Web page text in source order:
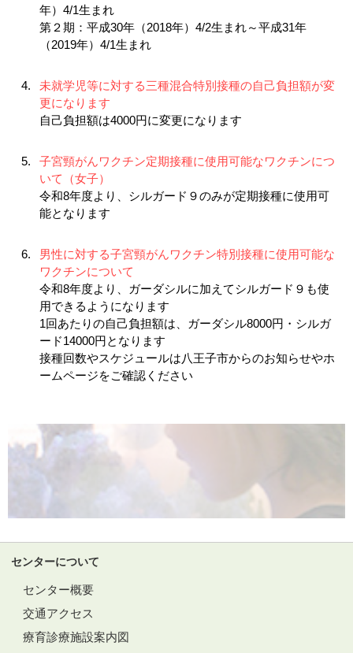
年）4/1生まれ
第２期：平成30年（2018年）4/2生まれ～平成31年
（2019年）4/1生まれ
未就学児等に対する三種混合特別接種の自己負担額が変
更になります
自己負担額は4000円に変更になります
子宮頸がんワクチン定期接種に使用可能なワクチンにつ
いて（女子）
令和8年度より、シルガード９のみが定期接種に使用可
能となります
男性に対する子宮頸がんワクチン特別接種に使用可能な
ワクチンについて
令和8年度より、ガーダシルに加えてシルガード９も使
用できるようになります
1回あたりの自己負担額は、ガーダシル8000円・シルガ
ード14000円となります
接種回数やスケジュールは八王子市からのお知らせやホ
ームページをご確認ください
センターについて
センター概要
交通アクセス
療育診療施設案内図